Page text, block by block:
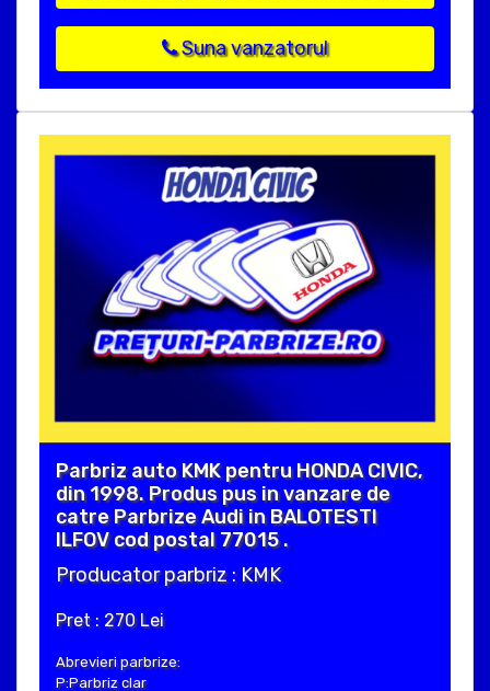
Suna vanzatorul
Parbriz auto KMK pentru HONDA CIVIC,
din 1998. Produs pus in vanzare de
catre Parbrize Audi in BALOTESTI
ILFOV cod postal 77015 .
Producator parbriz : KMK
Pret : 270 Lei
Abrevieri parbrize:
P:Parbriz clar